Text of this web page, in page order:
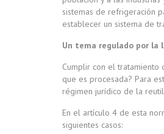
sistemas de refrigeración
establecer un sistema de
Un tema regulado por la
Cumplir con el tratamiento
que es procesada? Para
régimen jurídico de la
En el artículo 4 de esta
siguientes casos: